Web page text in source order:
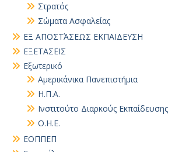
Στρατός
Σώματα Ασφαλείας
ΕΞ ΑΠΟΣΤΆΣΕΩΣ ΕΚΠΑΙΔΕΥΣΗ
ΕΞΕΤΑΣΕΙΣ
Εξωτερικό
Αμερικάνικα Πανεπιστήμια
Η.Π.Α.
Ινστιτούτο Διαρκούς Εκπαίδευσης
Ο.Η.Ε.
ΕΟΠΠΕΠ